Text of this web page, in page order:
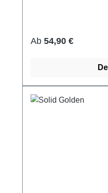
Regulärer Preis:
Ab 54,90 €